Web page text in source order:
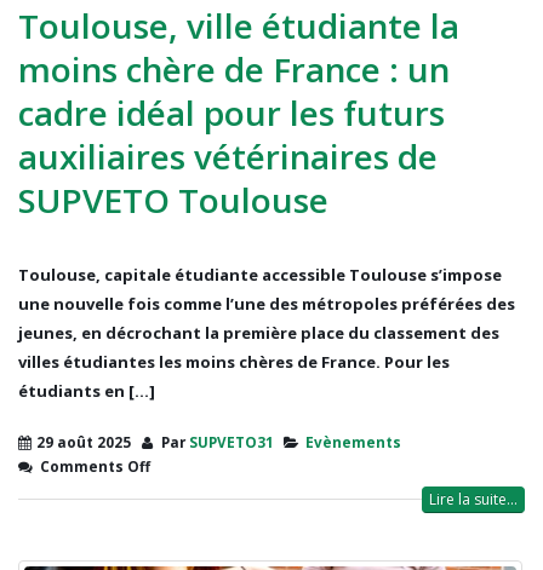
Toulouse, ville étudiante la
moins chère de France : un
cadre idéal pour les futurs
auxiliaires vétérinaires de
SUPVETO Toulouse
Toulouse, capitale étudiante accessible Toulouse s’impose
une nouvelle fois comme l’une des métropoles préférées des
jeunes, en décrochant la première place du classement des
villes étudiantes les moins chères de France. Pour les
étudiants en [...]
29 août 2025 ParSUPVETO31
Evènements
Comments Off
Lire la suite...